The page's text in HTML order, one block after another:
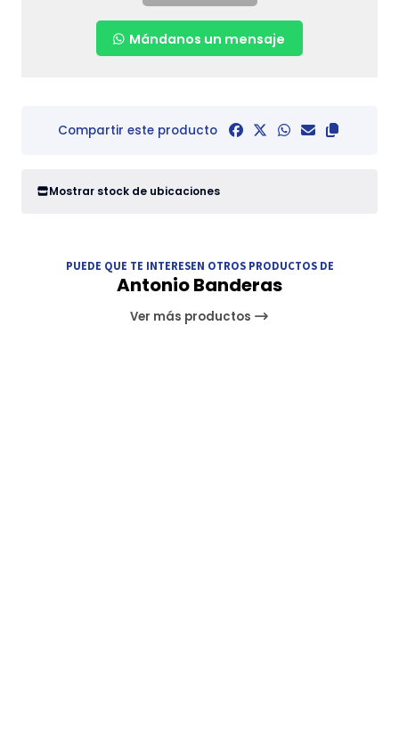
Mándanos un mensaje
Compartir este producto
Mostrar stock de ubicaciones
PUEDE QUE TE INTERESEN OTROS PRODUCTOS DE
Antonio Banderas
Ver más productos